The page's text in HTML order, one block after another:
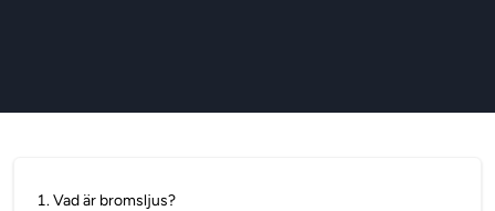
1.Vad är bromsljus?